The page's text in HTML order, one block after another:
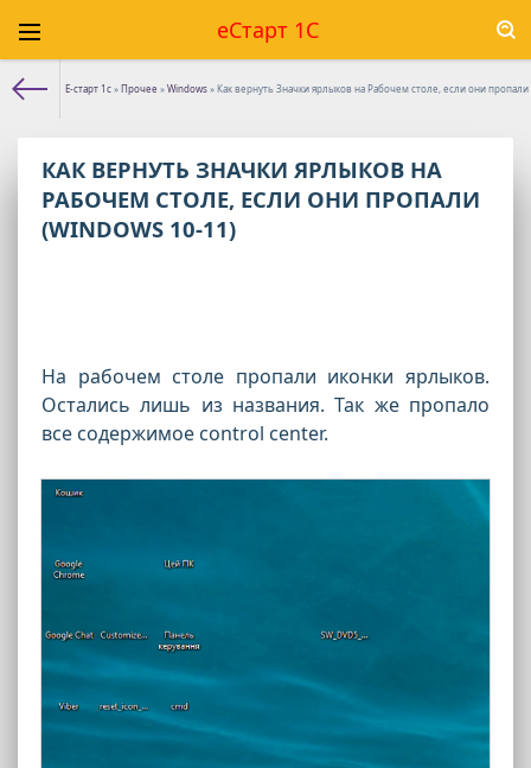
еСтарт 1С
Е-старт 1с»Прочее »Windows» Как вернуть Значки ярлыков на Рабочем столе, если они
КАК ВЕРНУТЬ ЗНАЧКИ ЯРЛЫКОВ НА
РАБОЧЕМ СТОЛЕ, ЕСЛИ ОНИ ПРОПАЛИ
(WINDOWS 10-11)
На рабочем столе пропали иконки ярлыков.
Остались лишь из названия. Так же пропало
все содержимое control center.